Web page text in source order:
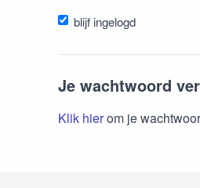
blijf ingelogd
Je wachtwoord
Klik hierom je